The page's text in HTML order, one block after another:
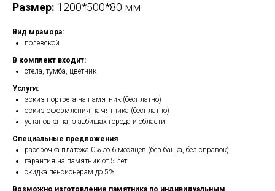
Размер: 1200*500*80 мм
Вид мрамора:
полевской
В комплект входит:
стела, тумба, цветник
Услуги:
эскиз портрета на памятник (бесплатно)
эскиз оформления памятника (бесплатно)
установка на кладбищах города и области
Специальные предложения
рассрочка платежа 0% до 6 месяцев (без банка, без справок)
гарантия на памятник от 5 лет
скидка пенсионерам до 5%